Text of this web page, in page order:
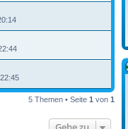
5 Themen • Seite 1 von 1